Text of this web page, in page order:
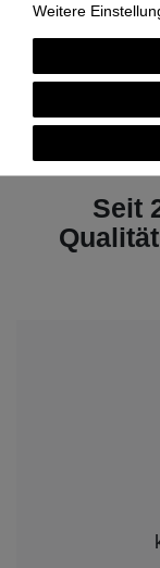
Seit
Weitere